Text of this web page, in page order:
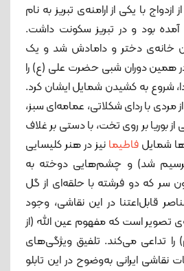
با یکی از ارامنه‌ی تبریز به نام
آمده بود و در تبریز سکونت داشت.
1865 مهمان خانه‌ی دختر و دامادش شد و یک
همین دوران شبی حضرت علی (ع) را
شروع به کشیدن شمایل ایشان کرد.
مردی با ردای شکلاتی، عمامه‌ای سبز،
بوریا بر روی تخت، با دستی بر غلاف
شمایل فاطیما نیز در هنر کلیسایی
شد) و چشم‌هایی دوخته به
سر که دو فرشته با حلقه‌ای از گل
قابل‌اعتنا در این نقاشی، وجود
تصویر است که مفهوم عین الله (از
را تداعی می‌کند. تلفیق ویژگی‌های
ایرانی به‌وضوح در این تابلو